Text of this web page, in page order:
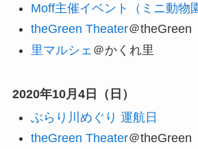
Moff主催イベント（ミニ動物
theGreen Theater＠theGreen
里マルシェ ＠かくれ里
2020年10月4日（日）
ぶらり川めぐり 運航日
theGreen Theater＠theGreen